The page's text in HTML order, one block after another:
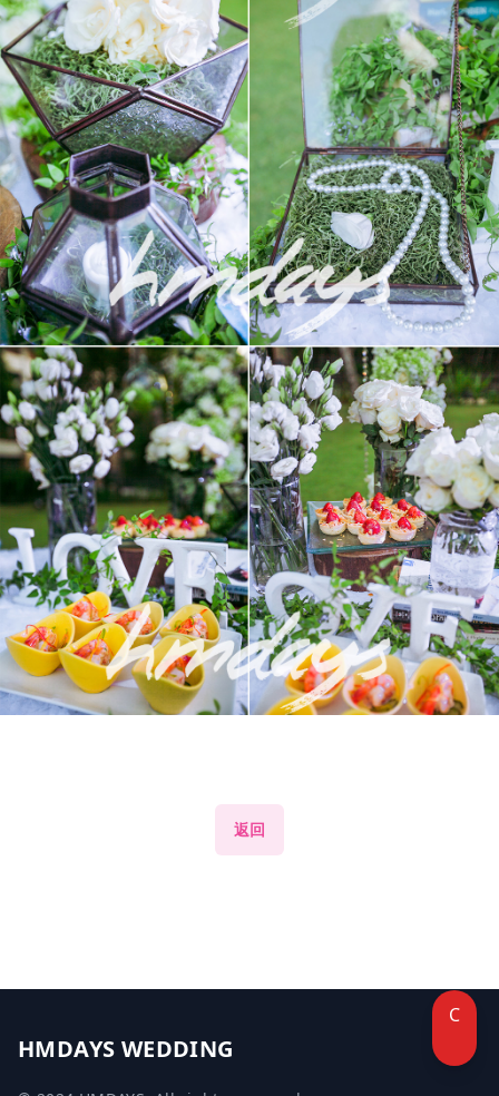
返回
HMDAYS WEDDING
C